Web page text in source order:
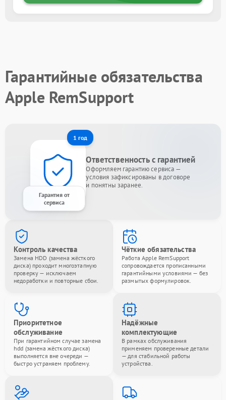
Гарантийные обязательства
Apple RemSupport
1 год
Гарантия от
сервиса
Ответственность с гарантией
Оформляем гарантию сервиса —
условия зафиксированы в договоре
и понятны заранее.
Контроль качества
Замена HDD (замена жёсткого
диска) проходит многоэтапную
проверку — исключаем
недоработки и повторные сбои.
Чёткие обязательства
Работа Apple RemSupport
сопровождается прописанными
гарантийными условиями — без
размытых формулировок.
Приоритетное
обслуживание
При гарантийном случае замена
hdd (замена жёсткого диска)
выполняется вне очереди —
быстро устраняем проблему.
Надёжные
комплектующие
В рамках обслуживания
применяем проверенные детали
— для стабильной работы
устройства.